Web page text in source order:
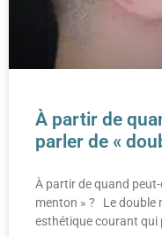
À partir de
parler de «
À partir de quand
menton » ? Le double
esthétique courant qui